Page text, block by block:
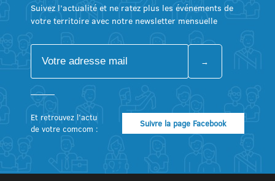
Suivez l’actualité et ne ratez plus les événements de
votre territoire avec notre newsletter mensuelle
Et retrouvez l’actu
de votre comcom :
Suivre la page Facebook